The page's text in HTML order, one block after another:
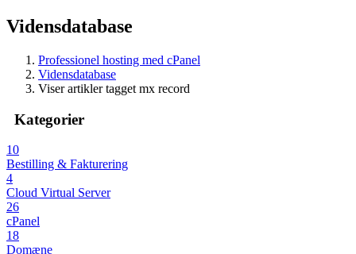
Vidensdatabase
Professionel hosting med cPanel
Vidensdatabase
Viser artikler tagget mx record
Kategorier
10
Bestilling & Fakturering
4
Cloud Virtual Server
26
cPanel
18
Domæne